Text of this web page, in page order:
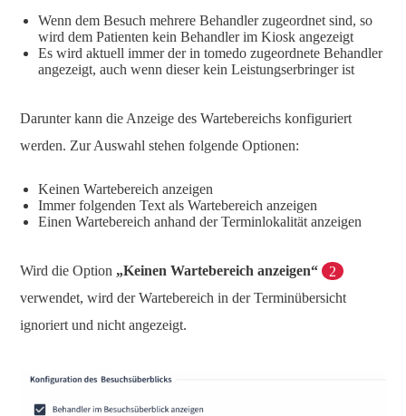
Wenn dem Besuch mehrere Behandler zugeordnet sind, so
wird dem Patienten kein Behandler im Kiosk angezeigt
Es wird aktuell immer der in tomedo zugeordnete Behandler
angezeigt, auch wenn dieser kein Leistungserbringer ist
Darunter kann die Anzeige des Wartebereichs konfiguriert
werden. Zur Auswahl stehen folgende Optionen:
Keinen Wartebereich anzeigen
Immer folgenden Text als Wartebereich anzeigen
Einen Wartebereich anhand der Terminlokalität anzeigen
Wird die Option „Keinen Wartebereich anzeigen“
2
verwendet, wird der Wartebereich in der Terminübersicht
ignoriert und nicht angezeigt.